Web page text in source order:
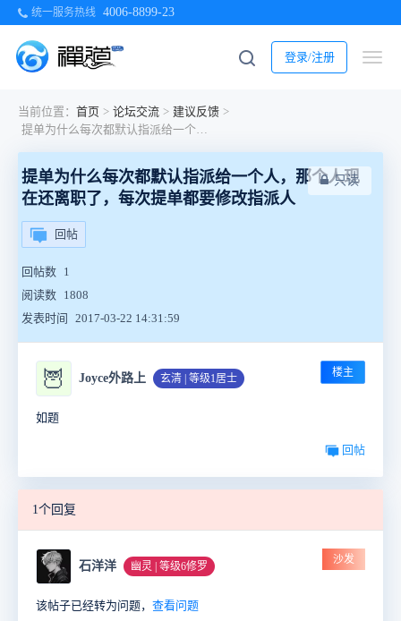
统一服务热线 4006-8899-23
登录/注册
当前位置： 首页 > 论坛交流 > 建议反馈 >
提单为什么每次都默认指派给一个人，那个人现在还离职了，每次提单都要修改指派人
只读
提单为什么每次都默认指派给一个人，那个人现
在还离职了，每次提单都要修改指派人
回帖
回帖数 1
阅读数 1808
发表时间
2017-03-22 14:31:59
🦉 Joyce外路上 玄清 | 等级1居士 楼主
如题
回帖
1个回复
石洋洋 幽灵 | 等级6修罗
沙发
该帖子已经转为问题， 查看问题